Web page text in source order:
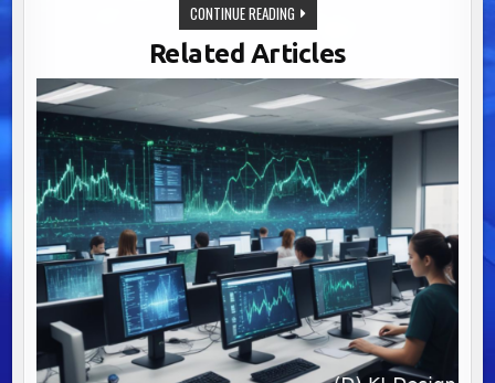
CONTINUE READINGOPTIMALE
CRM-
INTEGRATION:
SCHLÜSSEL
FÜR
NAHTLOSE
KUNDENERLEBNISSE
UND
NACHHALTIGES
Related Articles